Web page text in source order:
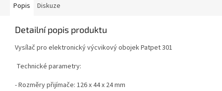
Popis Diskuze
Detailní popis produktu
Vysílač pro elektronický výcvikový obojek Patpet 301
Technické parametry:
- Rozměry přijímače: 126 x 44 x 24mm